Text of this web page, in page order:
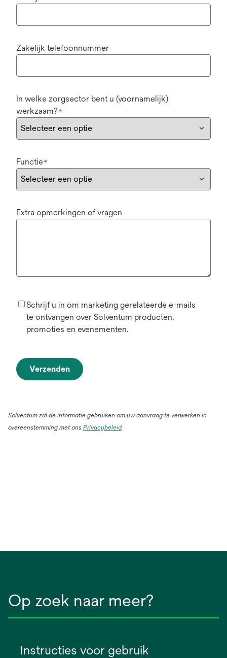
Zakelijk telefoonnummer
In welke zorgsector bent u (voornamelijk)
werkzaam? *
Functie*
Extra opmerkingen of vragen
Schrijf u in om marketing gerelateerde e-mails
te ontvangen over Solventum producten,
promoties en evenementen.
Verzenden
Solventum zal de informatie gebruiken om uw aanvraag te verwerken in
overeenstemming met ons Privacybeleid.
Op zoek naar meer?
Instructies voor gebruik